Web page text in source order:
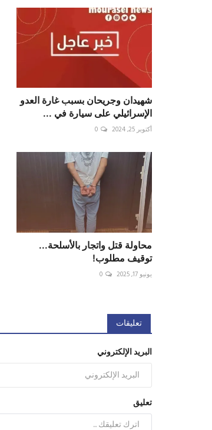
شهيدان وجريحان بسبب غارة العدو
الإسرائيلي على سيارة في ...
أكتوبر 25, 2024 0
محاولة قتل واتجار بالأسلحة...
توقيف مطلوب!
يونيو 17, 2025 0
تعليقات
البريد الإلكتروني
تعليق